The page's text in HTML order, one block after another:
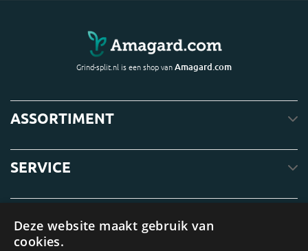
Grind-split.nl is een shop vanAmagard.com
ASSORTIMENT
SERVICE
Deze website maakt gebruik van
cookies.